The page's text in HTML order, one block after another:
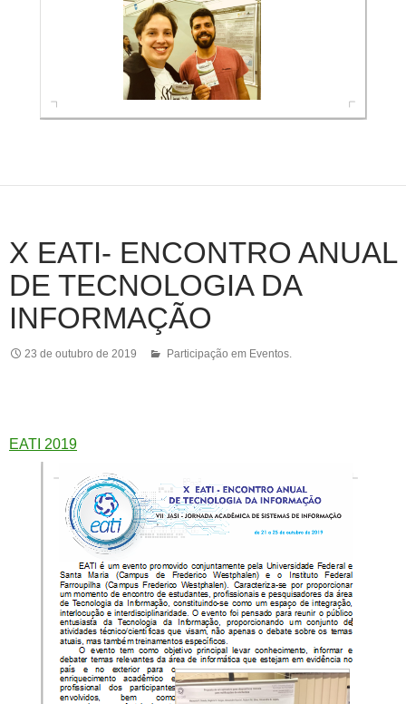
X EATI- ENCONTRO ANUAL
DE TECNOLOGIA DA
INFORMAÇÃO
23 de outubro de 2019 Participação em Eventos.
EATI 2019